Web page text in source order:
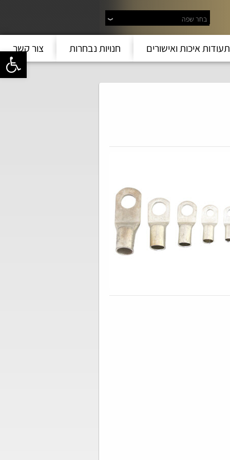
פתח
בחר שפה
תעודות איכות ואישורים חנויות נבחרות צור קשר